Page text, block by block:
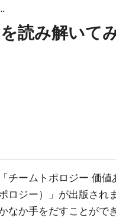
ョンズ株式会社
読み解いて
チームトポロジー 価
ロジー）」が出版され
なか手をだすことがで